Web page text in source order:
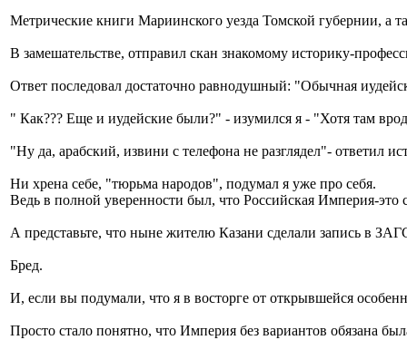
Метрические книги Мариинского уезда Томской губернии, а
В замешательстве, отправил скан знакомому историку-
Ответ последовал достаточно равнодушный: "Обычная
" Как??? Еще и иудейские были?" - изумился я - "Хотя там
"Ну да, арабский, извини с телефона не разглядел"- ответил
Ни хрена себе, "тюрьма народов", подумал я уже про себя.
Ведь в полной уверенности был, что Российская Империя-
А представьте, что ныне жителю Казани сделали запись в
Бред.
И, если вы подумали, что я в восторге от открывшейся
Просто стало понятно, что Империя без вариантов обязана